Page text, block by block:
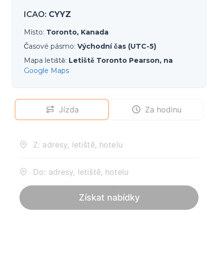
ICAO: CYYZ
Místo: Toronto, Kanada
Časové pásmo: Východní čas (UTC-5)
Mapa letiště: Letiště Toronto Pearson, na
Google Maps